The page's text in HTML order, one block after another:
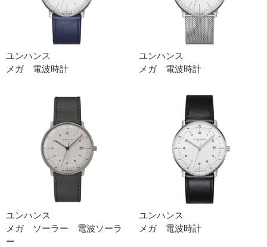
ユンハンス
メガ 電波時計
ユンハンス
メガ 電波時計
ユンハンス
メガ ソーラー 電波ソーラ
ー
ユンハンス
メガ 電波時計